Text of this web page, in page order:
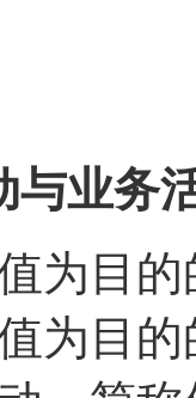
与业务
目的
为目